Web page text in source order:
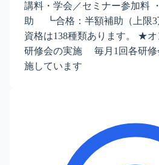
講料・学会／セミナー参加料
助 ┗合格：半額補助（上限3
資格は138種類あります。 ★オ
研修会の実施 毎月1回各研修
施しています